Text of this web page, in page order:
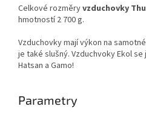
Celkové rozměryvzduchovky
hmotností 2 700 g.
Vzduchovky mají výkon na
je také slušný. Vzduchvoky Ekol
Hatsan a Gamo!
Parametry